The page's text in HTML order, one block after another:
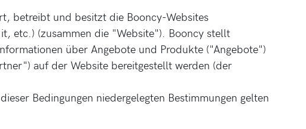
betreibt und besitzt die Booncy-Websites
etc.) (zusammen die "Website"). Booncy stellt
über Angebote und Produkte ("Angebote")
auf der Website bereitgestellt werden (der
Bedingungen niedergelegten Bestimmungen gelten